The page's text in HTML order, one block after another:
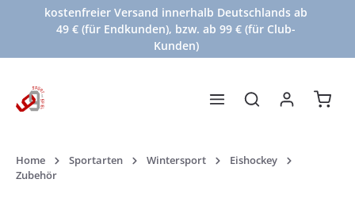
Zum Hauptinhalt springen
kostenfreier Versand innerhalb Deutschlands ab
49 € (für Endkunden), bzw. ab 99 € (für Club-
Kunden)
Home Sportarten Wintersport
Eishockey
Zubehör